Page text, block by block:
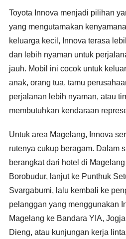
Toyota Innova menjadi pilihan
yang mengutamakan
keluarga kecil, Innova terasa
dan lebih nyaman untuk
jauh. Mobil ini cocok untuk
anak, orang tua, tamu
perjalanan lebih nyaman, atau
membutuhkan kendaraan
Untuk area Magelang, Innova
rutenya cukup beragam. Dalam
berangkat dari hotel di
Borobudur, lanjut ke Punthuk
Svargabumi, lalu kembali ke
pelanggan yang menggunakan
Magelang ke Bandara YIA,
Dieng, atau kunjungan kerja